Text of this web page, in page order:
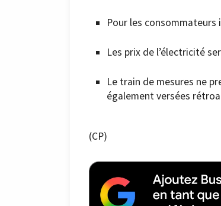
Pour les
Les prix de l’électricité
Le train de mesures ne
également versées
(CP)